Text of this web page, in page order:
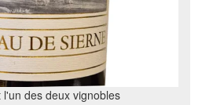
des deux vignobles